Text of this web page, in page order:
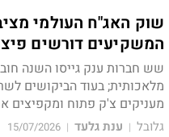
המשקיעים דורשים
מלאכותית; בעוד הביקושים
מעניקים צ'ק פתוח ומקפיצים
גלובל | ענת גלעד |
15/07/2026